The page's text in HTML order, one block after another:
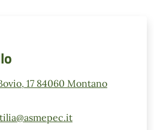
17 84060 Montano